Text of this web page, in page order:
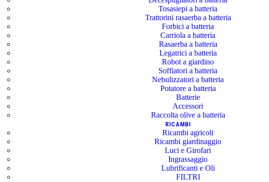
Tosasiepi a batteria
Trattorini rasaerba a batteria
Forbici a batteria
Carriola a batteria
Rasaerba a batteria
Legatrici a batteria
Robot a giardino
Soffiatori a batteria
Nebulizzatori a batteria
Potatore a batteria
Batterie
Accessori
Raccolta olive a batteria
RICAMBI
Ricambi agricoli
Ricambi giardinaggio
Luci e Girofari
Ingrassaggio
Lubrificanti e Oli
FILTRI